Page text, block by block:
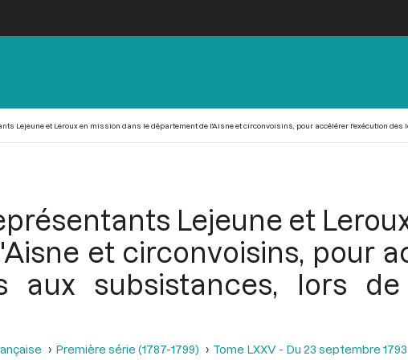
Lejeune et Leroux en mission dans le département de l'Aisne et circonvoisins, pour accélérer l'exécution
Lejeune et
et circonvoisins, pour
aux subsistances, lors
Première série (1787-1799)
Tome LXXV - Du 23 septembre